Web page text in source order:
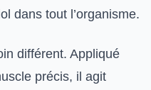
dans tout l’organisme.
différent. Appliqué
précis, il agit